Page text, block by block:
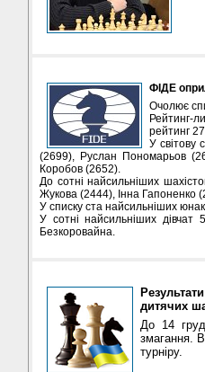
ФІДЕ
Очолює
Рейтинг-
рейтинг
У світову
(2699), Руслан Пономарьов
Коробов (2652).
До сотні найсильніших
Жукова (2444), Інна Гапоненко
У списку ста найсильніших
У сотні найсильніших
дитячих
До 14
змагання.
турніру.